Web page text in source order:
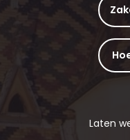
Laten